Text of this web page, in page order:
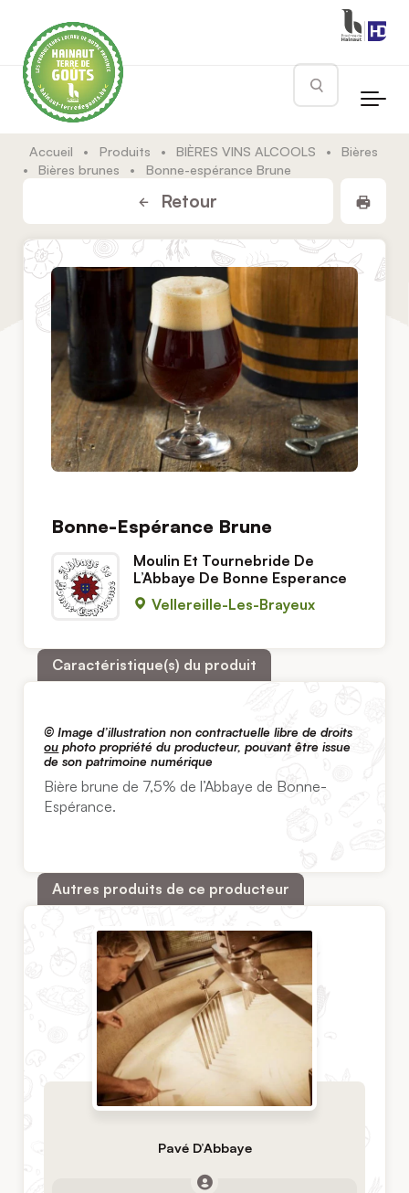
Rechercher
Accueil • Produits • BIÈRES VINS ALCOOLS •
Bières
•
Bières brunes • Bonne-espérance Brune
Retour
Bonne-Espérance Brune
Moulin Et Tournebride De
L’Abbaye De Bonne Esperance
Vellereille-Les-Brayeux
Caractéristique(s) du produit
© Image d’illustration non contractuelle libre de droits
ou photo propriété du producteur, pouvant être issue
de son patrimoine numérique
Bière brune de 7,5% de l’Abbaye de Bonne-
Espérance.
Autres produits de ce producteur
Pavé D’Abbaye